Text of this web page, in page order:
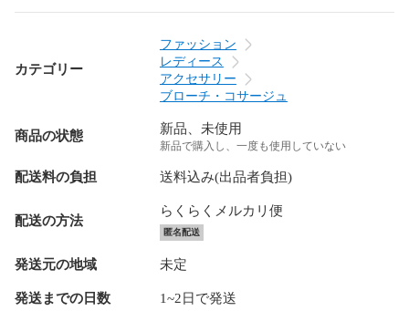
カテゴリー
ファッション
レディース
アクセサリー
ブローチ・コサージュ
商品の状態 新品、未使用
新品で購入し、一度も使用していない
配送料の負担 送料込み(出品者負担)
配送の方法
らくらくメルカリ便
匿名配送
発送元の地域 未定
発送までの日数 1~2日で発送